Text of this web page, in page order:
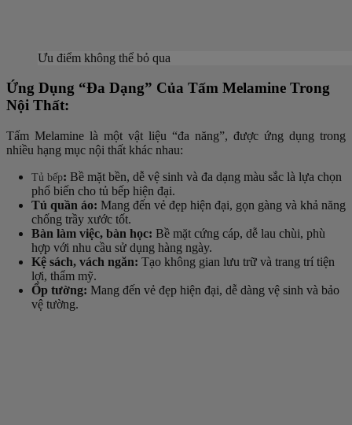
Ưu điểm không thể bỏ qua
Ứng Dụng “Đa Dạng” Của Tấm Melamine Trong
Nội Thất:
Tấm Melamine là một vật liệu “đa năng”, được ứng dụng trong
nhiều hạng mục nội thất khác nhau:
Tủ bếp: Bề mặt bền, dễ vệ sinh và đa dạng màu sắc là lựa chọn
phổ biến cho tủ bếp hiện đại.
Tủ quần áo: Mang đến vẻ đẹp hiện đại, gọn gàng và khả năng
chống trầy xước tốt.
Bàn làm việc, bàn học: Bề mặt cứng cáp, dễ lau chùi, phù
hợp với nhu cầu sử dụng hàng ngày.
Kệ sách, vách ngăn: Tạo không gian lưu trữ và trang trí tiện
lợi, thẩm mỹ.
Ốp tường: Mang đến vẻ đẹp hiện đại, dễ dàng vệ sinh và bảo
vệ tường.